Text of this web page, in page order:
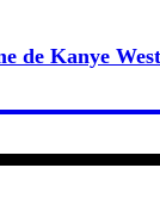
de Kanye